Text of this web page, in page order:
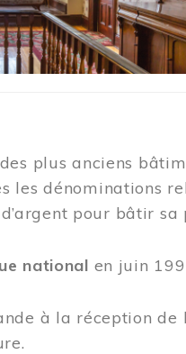
plus anciens
les dénominations
pour bâtir sa
national en juin
à la réception de